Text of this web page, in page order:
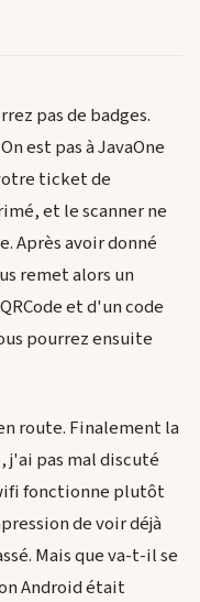
pas de badges.
est pas à JavaOne
ticket de
et le scanner ne
Après avoir donné
remet alors un
et d'un code
pourrez ensuite
route. Finalement la
pas mal discuté
fonctionne plutôt
de voir déjà
Mais que va-t-il se
Android était